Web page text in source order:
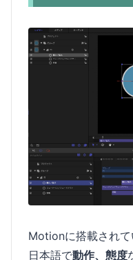
Motionに搭載されて
日本語で動作、態度